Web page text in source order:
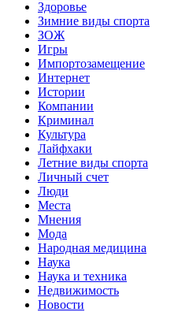
Здоровье
Зимние виды спорта
ЗОЖ
Игры
Импортозамещение
Интернет
Истории
Компании
Криминал
Культура
Лайфхаки
Летние виды спорта
Личный счет
Люди
Места
Мнения
Мода
Народная медицина
Наука
Наука и техника
Недвижимость
Новости